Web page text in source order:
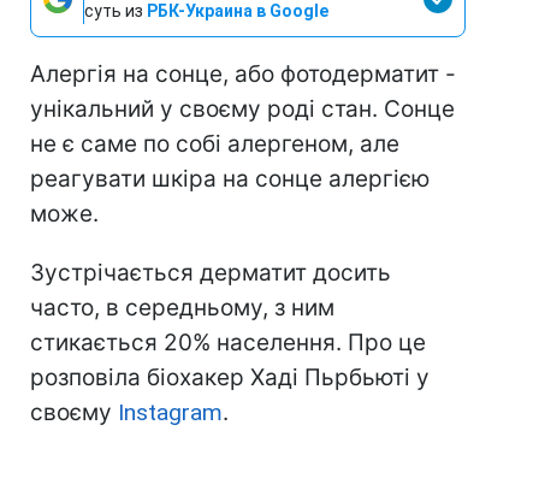
суть из РБК-Украина в Google
Алергія на сонце, або фотодерматит -
унікальний у своєму роді стан. Сонце
не є саме по собі алергеном, але
реагувати шкіра на сонце алергією
може.
Зустрічається дерматит досить
часто, в середньому, з ним
стикається 20% населення. Про це
розповіла біохакер Хаді Пьрбьюті у
своєму Instagram.